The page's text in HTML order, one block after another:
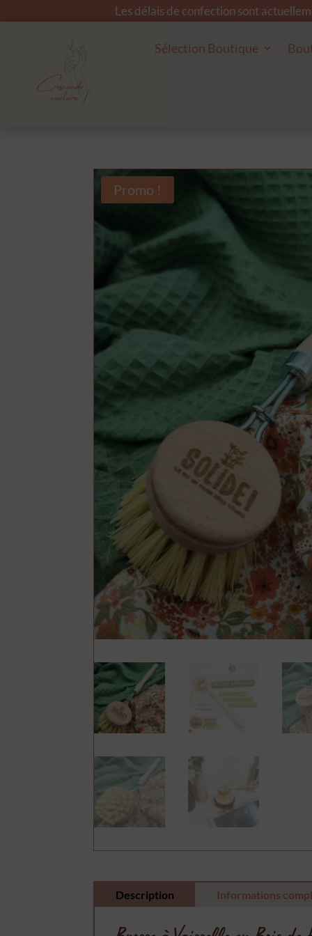
Les délais de confection sont
Sélection Boutique
Promo !
Description Informations